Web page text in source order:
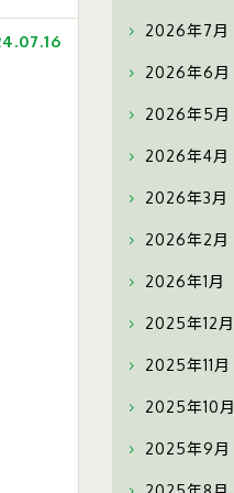
2026年7月
2026年6月
2026年5月
2026年4月
2026年3月
2026年2月
2026年1月
2025年12月
2025年11月
2025年10月
2025年9月